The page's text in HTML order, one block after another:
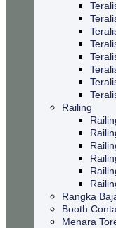
Railing
Rangka
Booth
Menara